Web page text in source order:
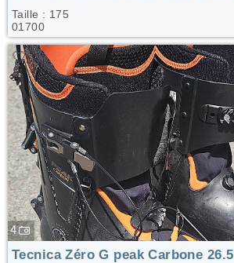
Taille : 175
01700
🤍
4
Tecnica Zéro G peak Carbone 26.5